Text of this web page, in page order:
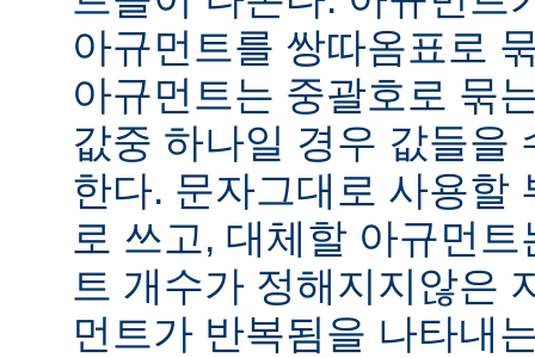
아규먼트를 쌍따옴표로
아규먼트는 중괄호로 묶
값중 하나일 경우 값들을
한다. 문자그대로 사용할
로 쓰고, 대체할 아규먼
트 개수가 정해지지않은
먼트가 반복됨을 나타내